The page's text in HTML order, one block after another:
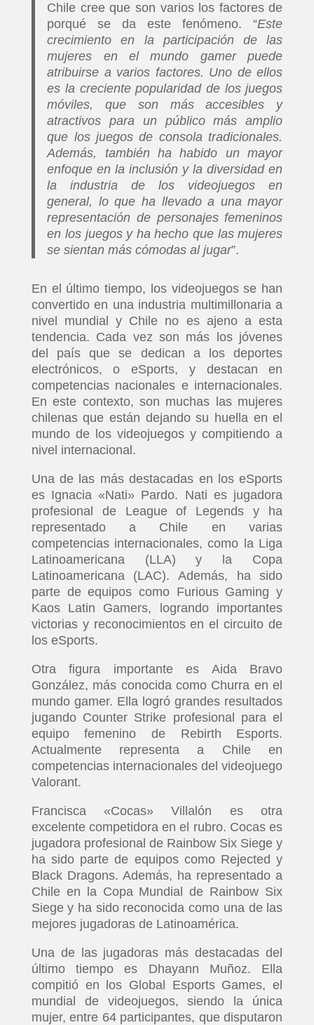
Chile cree que son varios los factores de
porqué se da este fenómeno. “Este
crecimiento en la participación de las
mujeres en el mundo gamer puede
atribuirse a varios factores. Uno de ellos
es la creciente popularidad de los juegos
móviles, que son más accesibles y
atractivos para un público más amplio
que los juegos de consola tradicionales.
Además, también ha habido un mayor
enfoque en la inclusión y la diversidad en
la industria de los videojuegos en
general, lo que ha llevado a una mayor
representación de personajes femeninos
en los juegos y ha hecho que las mujeres
se sientan más cómodas al jugar”.
En el último tiempo, los videojuegos se han
convertido en una industria multimillonaria a
nivel mundial y Chile no es ajeno a esta
tendencia. Cada vez son más los jóvenes
del país que se dedican a los deportes
electrónicos, o eSports, y destacan en
competencias nacionales e internacionales.
En este contexto, son muchas las mujeres
chilenas que están dejando su huella en el
mundo de los videojuegos y compitiendo a
nivel internacional.
Una de las más destacadas en los eSports
es Ignacia «Nati» Pardo. Nati es jugadora
profesional de League of Legends y ha
representado a Chile en varias
competencias internacionales, como la Liga
Latinoamericana (LLA) y la Copa
Latinoamericana (LAC). Además, ha sido
parte de equipos como Furious Gaming y
Kaos Latin Gamers, logrando importantes
victorias y reconocimientos en el circuito de
los eSports.
Otra figura importante es Aida Bravo
González, más conocida como Churra en el
mundo gamer. Ella logró grandes resultados
jugando Counter Strike profesional para el
equipo femenino de Rebirth Esports.
Actualmente representa a Chile en
competencias internacionales del videojuego
Valorant.
Francisca «Cocas» Villalón es otra
excelente competidora en el rubro. Cocas es
jugadora profesional de Rainbow Six Siege y
ha sido parte de equipos como Rejected y
Black Dragons. Además, ha representado a
Chile en la Copa Mundial de Rainbow Six
Siege y ha sido reconocida como una de las
mejores jugadoras de Latinoamérica.
Una de las jugadoras más destacadas del
último tiempo es Dhayann Muñoz. Ella
compitió en los Global Esports Games, el
mundial de videojuegos, siendo la única
mujer, entre 64 participantes, que disputaron